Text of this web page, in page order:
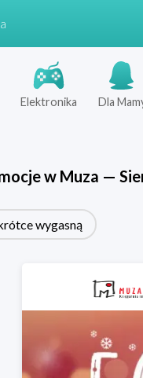
Elektronika Dla
w Muza —
wygasną